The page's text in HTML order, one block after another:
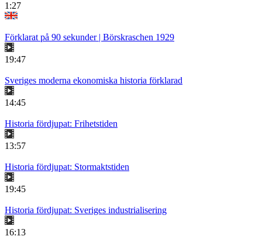
1:27
Förklarat på 90 sekunder | Börskraschen 1929
19:47
Sveriges moderna ekonomiska historia förklarad
14:45
Historia fördjupat: Frihetstiden
13:57
Historia fördjupat: Stormaktstiden
19:45
Historia fördjupat: Sveriges industrialisering
16:13